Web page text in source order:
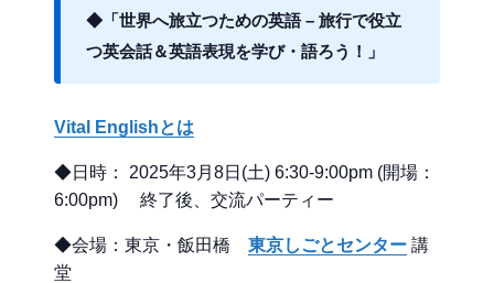
◆「世界へ旅立つための英語 – 旅行で役立
つ英会話＆英語表現を学び・語ろう！」
Vital Englishとは
◆日時： 2025年3月8日(土) 6:30-9:00pm (開場：
6:00pm) 終了後、交流パーティー
◆会場：東京・飯田橋 東京しごとセンター 講
堂